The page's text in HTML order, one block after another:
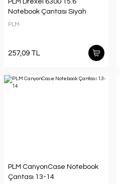
Notebook Çantası Siyah
PLM
257,09 TL
PLM CanyonCase Notebook
Çantası 13-14